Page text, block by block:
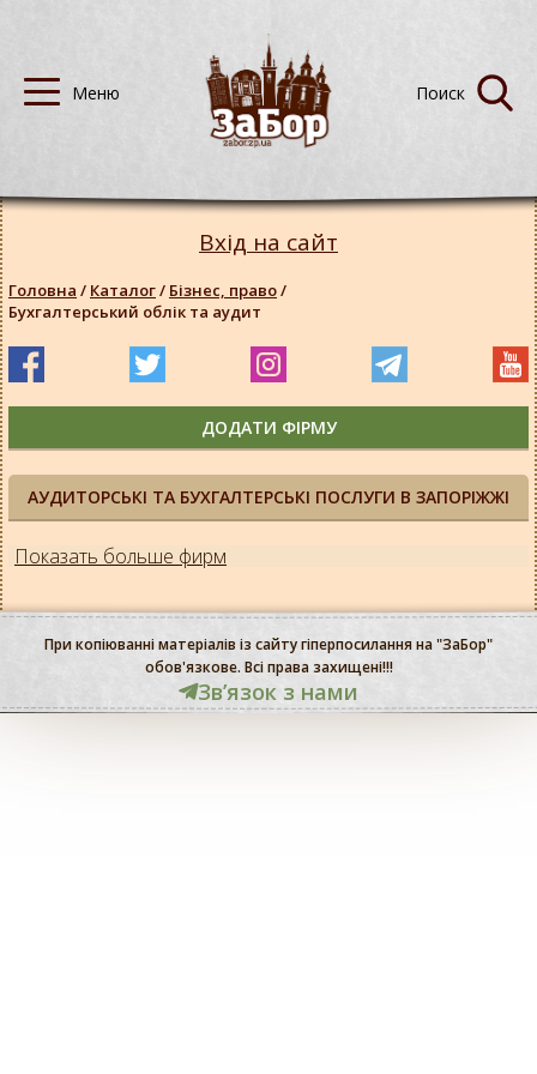
АУДИТОРСЬКІ ТА БУХГАЛТЕРСЬКІ ПОСЛУГИ В ЗАПОРІЖЖІ
Показать больше фирм
Вхід на сайт
Головна / Каталог/ Бізнес, право/
Бухгалтерський облік та аудит
ДОДАТИ ФІРМУ
При копіюванні матеріалів із сайту гіперпосилання на "ЗаБор"
обов'язкове. Всі права захищені!!!
Звʼязок з нами